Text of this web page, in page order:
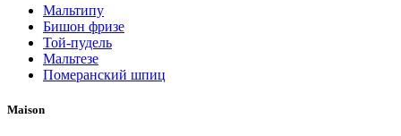
Мальтипу
Бишон фризе
Той-пудель
Мальтезе
Померанский шпиц
Maison